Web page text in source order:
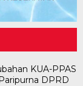
KUA-PPAS
DPRD